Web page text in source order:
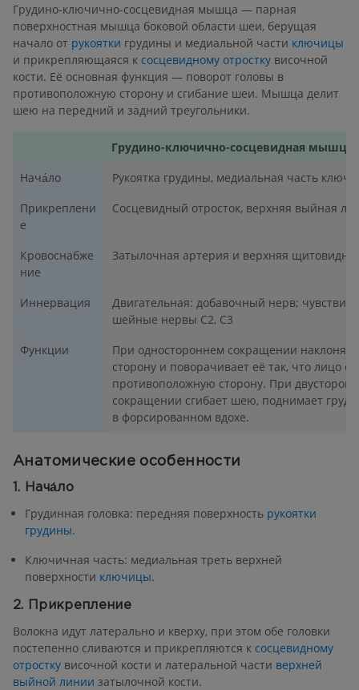
Грудино-ключично-сосцевидная мышца — парная
поверхностная мышца боковой области шеи, берущая
начало от рукоятки грудины и медиальной части ключицы
и прикрепляющаяся к сосцевидному отростку височной
кости. Её основная функция — поворот головы в
противоположную сторону и сгибание шеи. Мышца делит
шею на передний и задний треугольники.
Грудино-ключично-сосцевидная мышца
Нача́ло
Рукоятка грудины, медиальная часть
Прикреплени
е
Сосцевидный отросток, верхняя выйная
Кровоснабже
ние
Затылочная артерия и верхняя
Иннервация
Двигательная: добавочный нерв;
шейные нервы C2, C3
Функции
При одностороннем сокращении
сторону и поворачивает её так, что лицо
противоположную сторону. При
сокращении сгибает шею, поднимает
в форсированном вдохе.
Анатомические особенности
1. Нача́ло
Грудинная головка: передняя поверхность рукоятки
грудины.
Ключичная часть: медиальная треть верхней
поверхности ключицы.
2. Прикрепление
Волокна идут латерально и кверху, при этом обе головки
постепенно сливаются и прикрепляются к сосцевидному
отростку височной кости и латеральной части верхней
выйной линии затылочной кости.